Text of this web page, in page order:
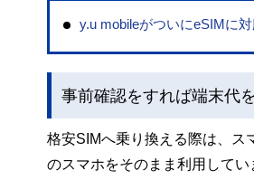
y.u mobileがついにeSIMに
事前確認をすれば端末代
格安SIMへ乗り換える際は、ス
のスマホをそのまま利用して